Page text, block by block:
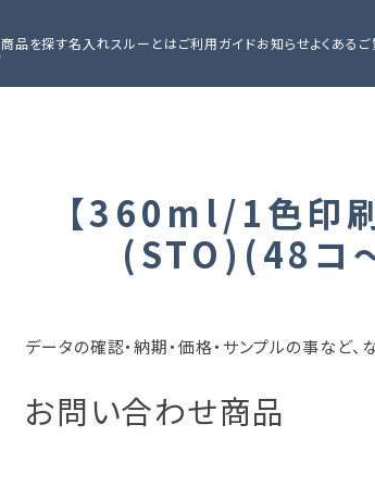
商品を探す名入れスルーとはご利用ガイドお知らせよくある
【360ml/1色印刷
(STO)(48コ
データの確認・納期・価格・サンプルの事など、
お問い合わせ商品